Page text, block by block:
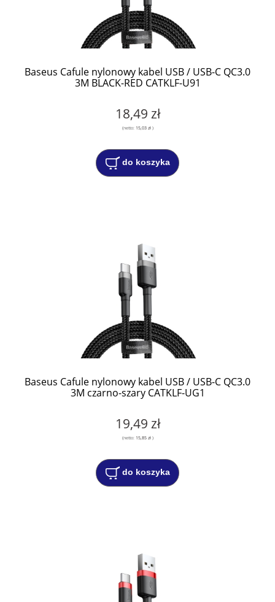
Baseus Cafule nylonowy kabel USB / USB-C QC3.0
3M BLACK-RED CATKLF-U91
18,49 zł
(netto: 15,03 zł)
do koszyka
Baseus Cafule nylonowy kabel USB / USB-C QC3.0
3M czarno-szary CATKLF-UG1
19,49 zł
(netto: 15,85 zł)
do koszyka